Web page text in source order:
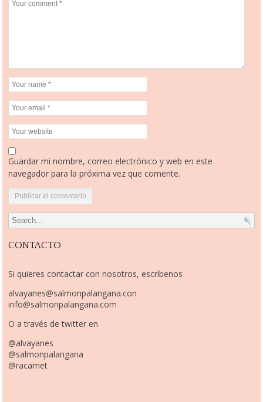
Guardar mi nombre, correo electrónico y web en este
navegador para la próxima vez que comente.
Search for:
CONTACTO
Si quieres contactar con nosotros, escríbenos
alvayanes@salmonpalangana.con
info@salmonpalangana.com
O a través de twitter en
@alvayanes
@salmonpalangana
@racamet